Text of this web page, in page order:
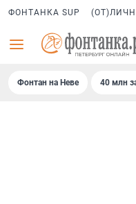
ФОНТАНКА SUP
Фонтан на Неве 40 млн